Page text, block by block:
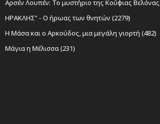
Αρσέν Λουπέν: Το μυστήριο της Κούφιας Βελόνας
ΗΡΑΚΛΗΣ" - Ο ήρωας των θνητών (2279)
Η Μάσα και ο Αρκούδος, μια μεγάλη γιορτή (482)
Μάγια η Μέλισσα (231)